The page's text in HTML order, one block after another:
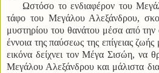
Ωστόσο το ενδιαφέρον του
τάφο του Μεγάλου Αλεξάνδρου,
μυστηρίου του θανάτου μέσα από την
έννοια της παύσεως της επίγειας
εικόνα δείχνει τον Μέγα Σισώη, να
Μεγάλου Αλεξάνδρου και μάλιστα